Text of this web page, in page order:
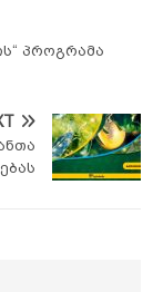
პროგრამა